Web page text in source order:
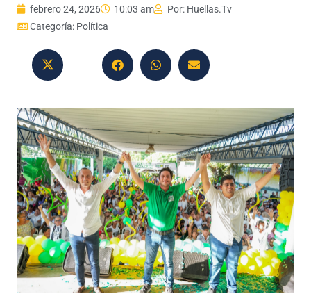
febrero 24, 2026 10:03 am Por: Huellas.Tv
Categoría: Política